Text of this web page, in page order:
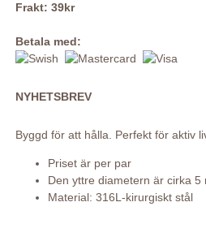
Frakt: 39kr
Betala med:
NYHETSBREV
Byggd för att hålla. Perfekt för aktiv
Priset är per par
Den yttre diametern är cirka 5
Material: 316L-kirurgiskt stål